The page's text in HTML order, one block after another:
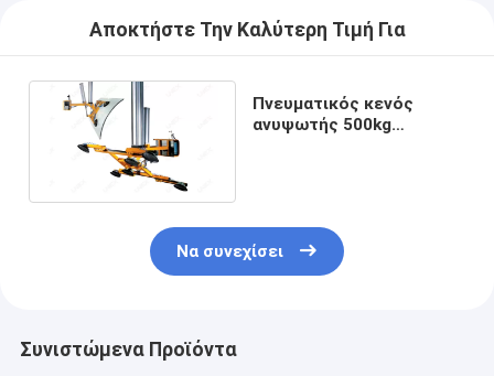
Αποκτήστε Την Καλύτερη Τιμή Για
Πνευματικός κενός
ανυψωτής 500kg
Να συνεχίσει
Συνιστώμενα Προϊόντα